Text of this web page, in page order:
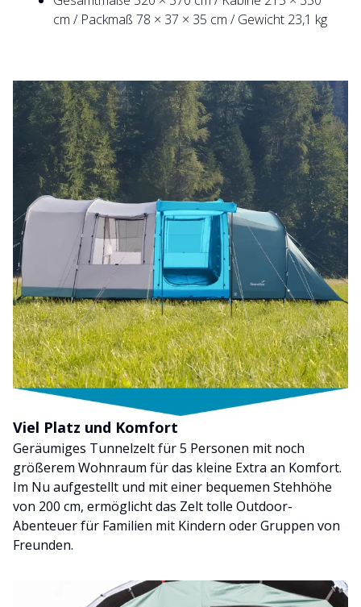
cm / Packmaß 78 × 37 × 35 cm / Gewicht 23,1 kg
Viel Platz und Komfort
Geräumiges Tunnelzelt für 5 Personen mit noch
größerem Wohnraum für das kleine Extra an Komfort.
Im Nu aufgestellt und mit einer bequemen Stehhöhe
von 200 cm, ermöglicht das Zelt tolle Outdoor-
Abenteuer für Familien mit Kindern oder Gruppen von
Freunden.